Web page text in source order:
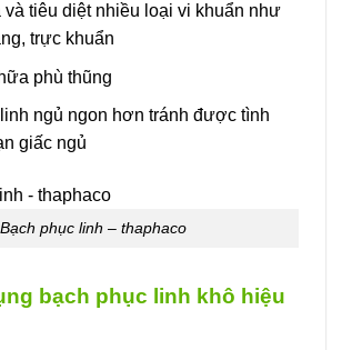
và tiêu diệt nhiều loại vi khuẩn như
trực khuẩn
phù thũng
ngủ ngon hơn tránh được tình
giấc ngủ
Bạch phục linh – thaphaco
bạch phục linh khô hiệu